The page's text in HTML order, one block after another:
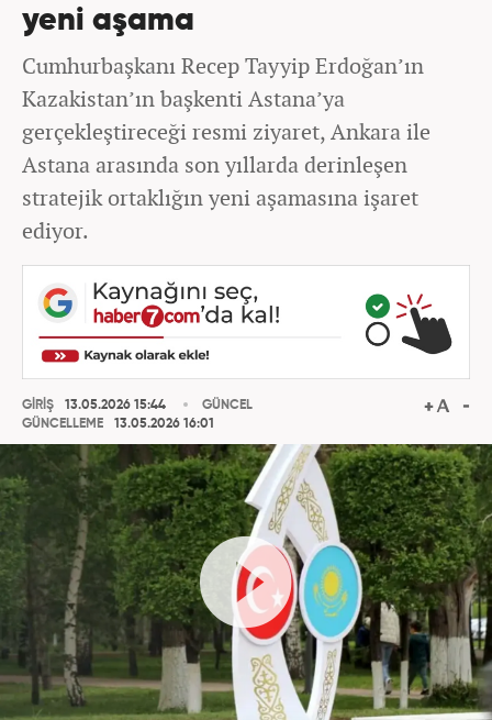
yeni aşama
Cumhurbaşkanı Recep Tayyip Erdoğan’ın
Kazakistan’ın başkenti Astana’ya
gerçekleştireceği resmi ziyaret, Ankara ile
Astana arasında son yıllarda derinleşen
stratejik ortaklığın yeni aşamasına işaret
ediyor.
GİRİŞ
13.05.2026 15:44
GÜNCELLEME
13.05.2026 16:01
GÜNCEL